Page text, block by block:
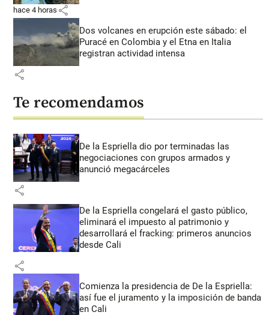
hace 4 horas share
Dos volcanes en erupción este sábado: el
Puracé en Colombia y el Etna en Italia
registran actividad intensa
share
Te recomendamos
De la Espriella dio por terminadas las
negociaciones con grupos armados y
anunció megacárceles
share
De la Espriella congelará el gasto público,
eliminará el impuesto al patrimonio y
desarrollará el fracking: primeros anuncios
desde Cali
share
Comienza la presidencia de De la Espriella:
así fue el juramento y la imposición de banda
en Cali